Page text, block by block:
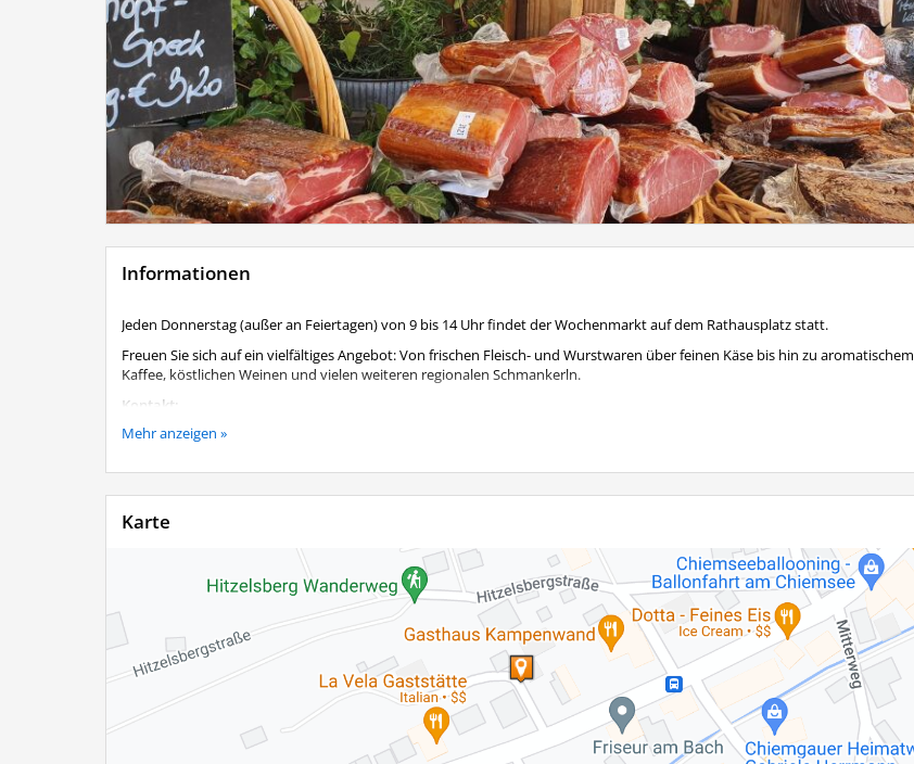
Informationen
Jeden Donnerstag (außer an Feiertagen) von 9 bis 14 Uhr findet der Wochenmarkt auf dem Rathausplatz statt.
Freuen Sie sich auf ein vielfältiges Angebot: Von frischen Fleisch- und Wurstwaren über feinen Käse bis hin zu aromatischem
Kaffee, köstlichen Weinen und vielen weiteren regionalen Schmankerln.
Kontakt:
Wirtschaftsreferent Herr Sascha Klein, Tel. 08051 9009139
Mehr anzeigen »
Karte